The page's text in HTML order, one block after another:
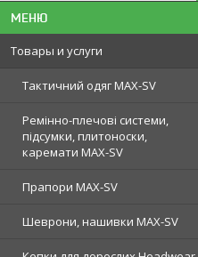
Товары и услуги
Тактичний одяг MAX-SV
Ремінно-плечові системи,
підсумки, плитоноски,
каремати MAX-SV
Прапори MAX-SV
Шеврони, нашивки MAX-SV